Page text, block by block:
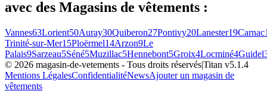
avec des Magasins de vêtements :
Vannes63Lorient50Auray30Quiberon27Pontivy20Lanester19Carnac
Trinité-sur-Mer15Ploërmel14Arzon9Le
Palais9Sarzeau5Séné5Muzillac5Hennebont5Groix4Locminé4Guidel
© 2026 magasin-de-vetements - Tous droits réservés|Titan v5.1.4
Mentions LégalesConfidentialitéNewsAjouter un magasin de
vêtements